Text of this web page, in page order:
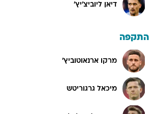
דיאן ליוביצ'יץ'
התקפה
מרקו ארנאוטוביץ'
מיכאל גרגוריטש